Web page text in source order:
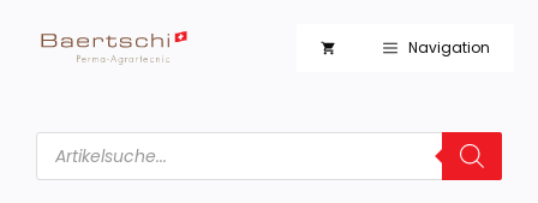
Inhalt
Navigation
Products
search